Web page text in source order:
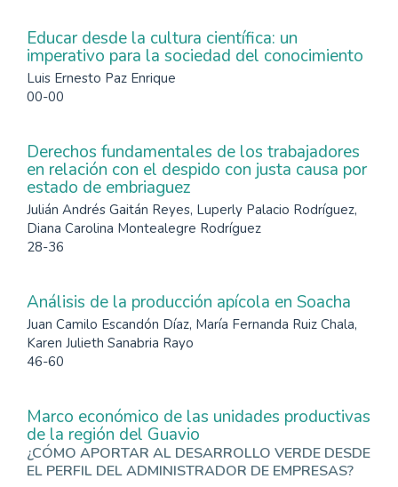
Educar desde la cultura científica: un
imperativo para la sociedad del conocimiento
Luis Ernesto Paz Enrique
00-00
Derechos fundamentales de los trabajadores
en relación con el despido con justa causa por
estado de embriaguez
Julián Andrés Gaitán Reyes, Luperly Palacio Rodríguez,
Diana Carolina Montealegre Rodríguez
28-36
Análisis de la producción apícola en Soacha
Juan Camilo Escandón Díaz, María Fernanda Ruiz Chala,
Karen Julieth Sanabria Rayo
46-60
Marco económico de las unidades productivas
de la región del Guavio
¿CÓMO APORTAR AL DESARROLLO VERDE DESDE
EL PERFIL DEL ADMINISTRADOR DE EMPRESAS?